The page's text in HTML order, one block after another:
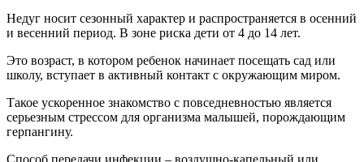
Недуг носит сезонный характер и распространяется в осенний
и весенний период. В зоне риска дети от 4 до 14 лет.
Это возраст, в котором ребенок начинает посещать сад или
школу, вступает в активный контакт с окружающим миром.
Такое ускоренное знакомство с повседневностью является
серьезным стрессом для организма малышей, порождающим
герпангину.
Способ передачи инфекции – воздушно-капельный или